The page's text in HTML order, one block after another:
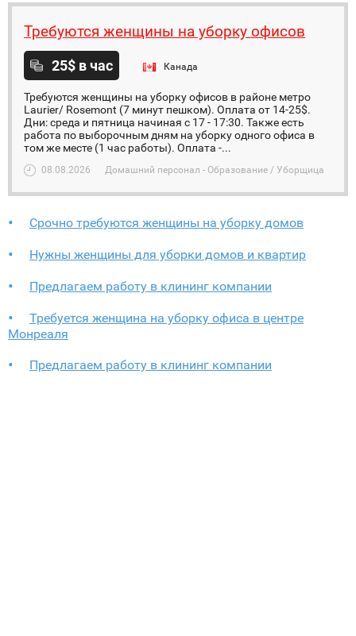
Требуются женщины на уборку офисов
25$ в час Канада
Требуются женщины на уборку офисов в районе метро
Laurier/ Rosemont (7 минут пешком). Оплата от 14-25$.
Дни: среда и пятница начиная с 17 - 17:30. Также есть
работа по выборочным дням на уборку одного офиса в
том же месте (1 час работы). Оплата -...
08.08.2026 Домашний персонал - Образование / Уборщица
Срочно требуются женщины на уборку домов
Нужны женщины для уборки домов и квартир
Предлагаем работу в клининг компании
Требуется женщина на уборку офиса в центре
Монреаля
Предлагаем работу в клининг компании